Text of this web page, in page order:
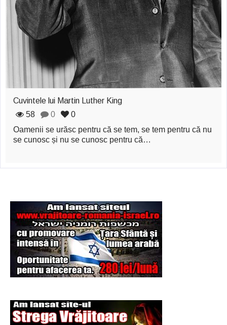
Cuvintele lui Martin Luther King
58
0
0
Oamenii se urăsc pentru că se tem, se tem pentru că nu
se cunosc și nu se cunosc pentru că…